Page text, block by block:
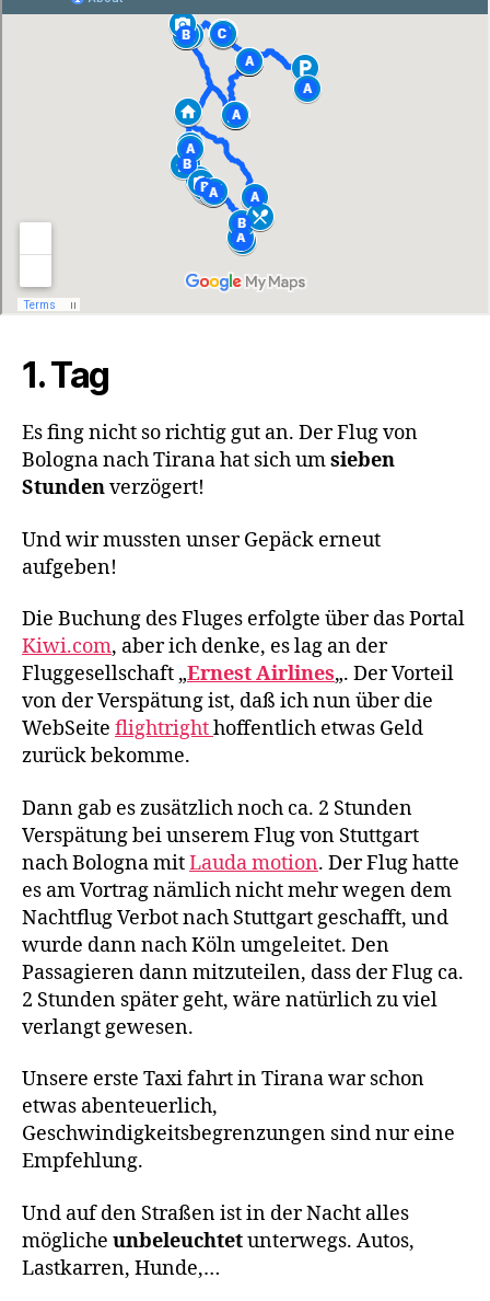
1. Tag
Es fing nicht so richtig gut an. Der Flug von
Bologna nach Tirana hat sich umsieben
Stundenverzögert!
Und wir mussten unser Gepäck erneut
aufgeben!
Die Buchung des Fluges erfolgte über das Portal
Kiwi.com, aber ich denke, es lag an der
Fluggesellschaft „Ernest Airlines„. Der Vorteil
von der Verspätung ist, daß ich nun über die
WebSeite flightrighthoffentlich etwas Geld
zurück bekomme.
Dann gab es zusätzlich noch ca. 2 Stunden
Verspätung bei unserem Flug von Stuttgart
nach Bologna mitLauda motion. Der Flug hatte
es am Vortrag nämlich nicht mehr wegen dem
Nachtflug Verbot nach Stuttgart geschafft, und
wurde dann nach Köln umgeleitet. Den
Passagieren dann mitzuteilen, dass der Flug ca.
2 Stunden später geht, wäre natürlich zu viel
verlangt gewesen.
Unsere erste Taxi fahrt in Tirana war schon
etwas abenteuerlich,
Geschwindigkeitsbegrenzungen sind nur eine
Empfehlung.
Und auf den Straßen ist in der Nacht alles
mögliche unbeleuchtetunterwegs. Autos,
Lastkarren, Hunde,…